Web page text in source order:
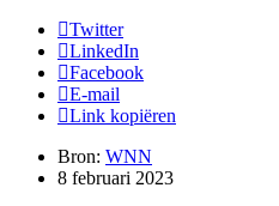
Twitter
LinkedIn
Facebook
E-mail
Link kopiëren
Bron: WNN
8 februari 2023